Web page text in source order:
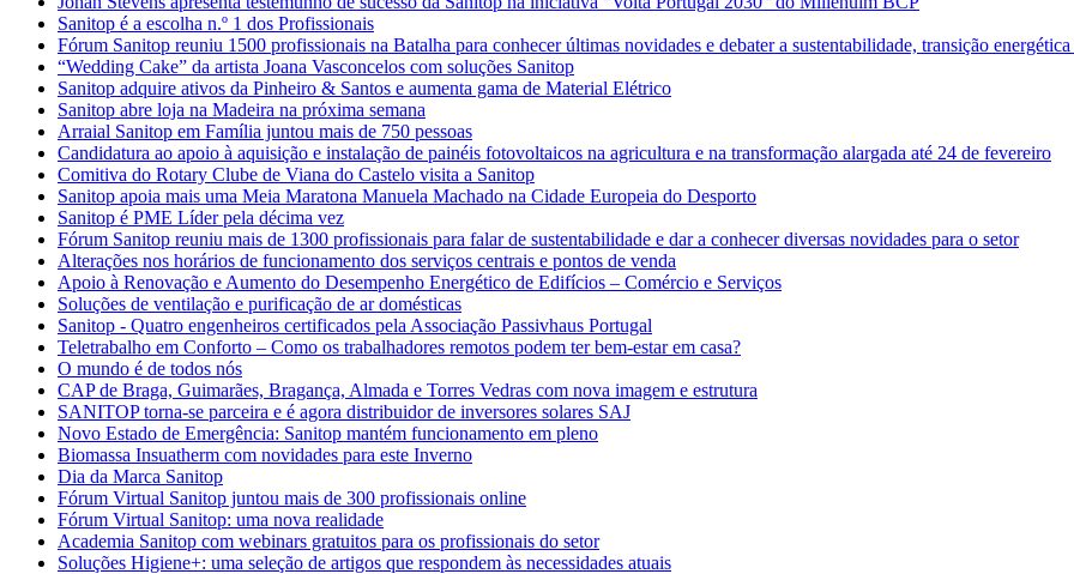
Sanitop é a escolha n.º 1 dos Profissionais
Fórum Sanitop reuniu 1500 profissionais na Batalha para conhecer últimas novidades e debater a sustentabilidade, transição
“Wedding Cake” da artista Joana Vasconcelos com soluções Sanitop
Sanitop adquire ativos da Pinheiro & Santos e aumenta gama de Material Elétrico
Sanitop abre loja na Madeira na próxima semana
Arraial Sanitop em Família juntou mais de 750 pessoas
Candidatura ao apoio à aquisição e instalação de painéis fotovoltaicos na agricultura e na transformação alargada até 24 de fevereiro
Comitiva do Rotary Clube de Viana do Castelo visita a Sanitop
Sanitop apoia mais uma Meia Maratona Manuela Machado na Cidade Europeia do Desporto
Sanitop é PME Líder pela décima vez
Fórum Sanitop reuniu mais de 1300 profissionais para falar de sustentabilidade e dar a conhecer diversas novidades para o setor
Alterações nos horários de funcionamento dos serviços centrais e pontos de venda
Apoio à Renovação e Aumento do Desempenho Energético de Edifícios – Comércio e Serviços
Soluções de ventilação e purificação de ar domésticas
Sanitop - Quatro engenheiros certificados pela Associação Passivhaus Portugal
Teletrabalho em Conforto – Como os trabalhadores remotos podem ter bem-estar em casa?
O mundo é de todos nós
CAP de Braga, Guimarães, Bragança, Almada e Torres Vedras com nova imagem e estrutura
SANITOP torna-se parceira e é agora distribuidor de inversores solares SAJ
Novo Estado de Emergência: Sanitop mantém funcionamento em pleno
Biomassa Insuatherm com novidades para este Inverno
Dia da Marca Sanitop
Fórum Virtual Sanitop juntou mais de 300 profissionais online
Fórum Virtual Sanitop: uma nova realidade
Academia Sanitop com webinars gratuitos para os profissionais do setor
Soluções Higiene+: uma seleção de artigos que respondem às necessidades atuais